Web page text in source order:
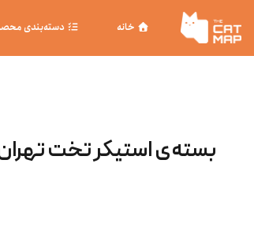
خانه دسته‌بندی
بسته‌ی استیکر تخت